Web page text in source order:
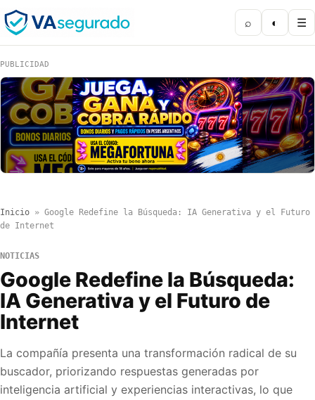
⌕ ◐ ☰
PUBLICIDAD
Inicio » Google Redefine la Búsqueda: IA Generativa y el Futuro
de Internet
NOTICIAS
Google Redefine la Búsqueda:
IA Generativa y el Futuro de
Internet
La compañía presenta una transformación radical de su
buscador, priorizando respuestas generadas por
inteligencia artificial y experiencias interactivas, lo que